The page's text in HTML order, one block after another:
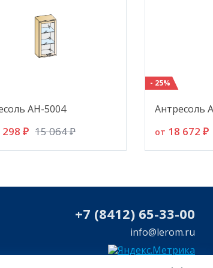
АН-5004
298 ₽ 15 064 ₽
- 25%
Антресоль
от 18 672 ₽
+7 (8412) 65-33-00
info@lerom.ru